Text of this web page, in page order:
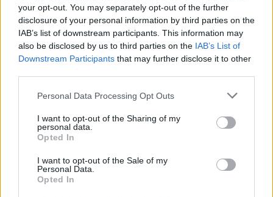
your opt-out. You may separately opt-out of the further
disclosure of your personal information by third parties on the
IAB’s list of downstream participants. This information may
also be disclosed by us to third parties on the IAB’s List of
Downstream Participants that may further disclose it to other
Please note that this website/app uses one or more Google
not limited to your visit or usage behaviour. You may click to
grant or deny consent to Google and its third-party tags to
use your data for below specified purposes in below Google
consent section.
Personal Data Processing Opt Outs
I want to opt-out of the Sharing of my
personal data.
Opted In
I want to opt-out of the Sale of my
Personal Data.
Opted In